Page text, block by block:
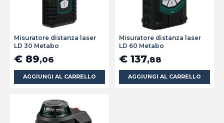
Misuratore distanza laser
LD 30 Metabo
€ 89,06
AGGIUNGI AL CARRELLO
Misuratore distanza laser
LD 60 Metabo
€ 137,88
AGGIUNGI AL CARRELLO